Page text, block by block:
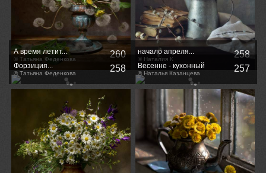
А время летит...
© Татьяна Феденкова 260 начало апреля...
© Наталия К 258
Форзиция...
© Татьяна Феденкова 258
Весенне - кухонный
мотивчик
© Наталья Казанцева 257